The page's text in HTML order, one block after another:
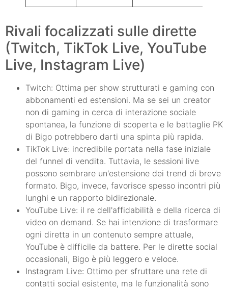
Rivali focalizzati sulle dirette
(Twitch, TikTok Live, YouTube
Live, Instagram Live)
Twitch: Ottima per show strutturati e gaming con
abbonamenti ed estensioni. Ma se sei un creator
non di gaming in cerca di interazione sociale
spontanea, la funzione di scoperta e le battaglie PK
di Bigo potrebbero darti una spinta più rapida.
TikTok Live: incredibile portata nella fase iniziale
del funnel di vendita. Tuttavia, le sessioni live
possono sembrare un'estensione dei trend di breve
formato. Bigo, invece, favorisce spesso incontri più
lunghi e un rapporto bidirezionale.
YouTube Live: il re dell'affidabilità e della ricerca di
video on demand. Se hai intenzione di trasformare
ogni diretta in un contenuto sempre attuale,
YouTube è difficile da battere. Per le dirette social
occasionali, Bigo è più leggero e veloce.
Instagram Live: Ottimo per sfruttare una rete di
contatti social esistente, ma le funzionalità sono